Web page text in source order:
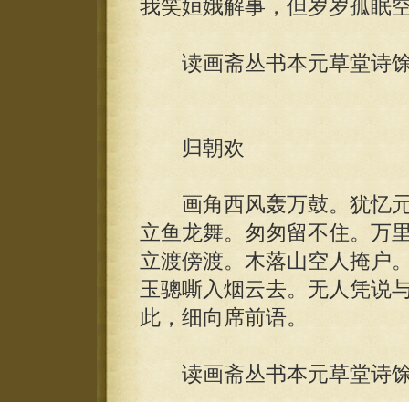
我笑姮娥解事，但岁岁孤眠
读画斋丛书本元草堂诗
归朝欢
画角西风轰万鼓。犹忆元
立鱼龙舞。匆匆留不住。万
立渡傍渡。木落山空人掩户
玉骢嘶入烟云去。无人凭说
此，细向席前语。
读画斋丛书本元草堂诗